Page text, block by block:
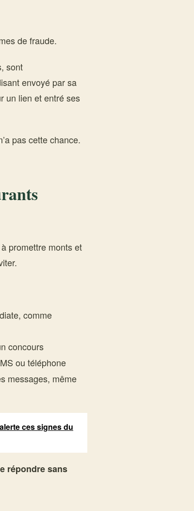
de fraude.
sont
envoyé par sa
un lien et entré ses
pas cette chance.
promettre monts et
comme
concours
ou téléphone
messages, même
ces signes du
répondre sans